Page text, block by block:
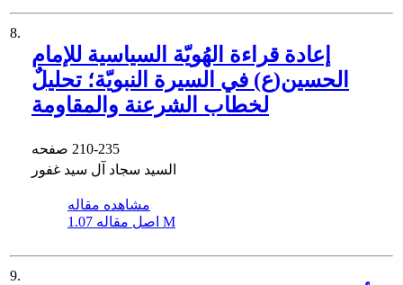
8.
إعادة قراءة الهُويّة السياسية للإمام
الحسين(ع) في السيرة النبويّة؛ ‏تحليلٌ
لخطاب الشرعنة والمقاومة
210-235
السید سجاد آل سید غفور
مشاهده مقاله
اصل مقاله 1.07 M
9.